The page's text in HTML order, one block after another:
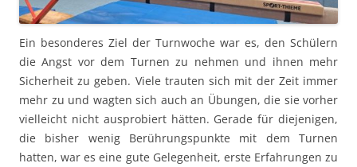
Ein besonderes Ziel der Turnwoche war es, den Schülern
die Angst vor dem Turnen zu nehmen und ihnen mehr
Sicherheit zu geben. Viele trauten sich mit der Zeit immer
mehr zu und wagten sich auch an Übungen, die sie vorher
vielleicht nicht ausprobiert hätten. Gerade für diejenigen,
die bisher wenig Berührungspunkte mit dem Turnen
hatten, war es eine gute Gelegenheit, erste Erfahrungen zu